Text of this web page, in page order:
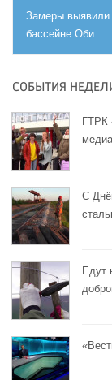
Замеры выявили
бассейне Оби
СОБЫТИЯ
ГТРК
С
Едут